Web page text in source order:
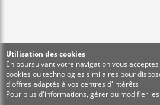
Utilisation des cookies
En poursuivant votre navigation vous
cookies ou technologies similaires pour
d'offres adaptés à vos centres d'intérêts
Pour plus d'informations, gérer ou modifier